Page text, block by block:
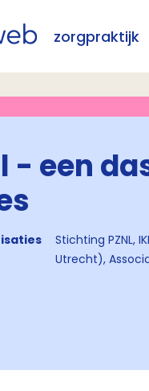
zorgpraktijk
- een
Stichting PZNL,
Utrecht),